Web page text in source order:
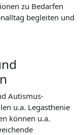
zu Bedarfen
begleiten und
Autismus-
u.a. Legasthenie
können u.a.